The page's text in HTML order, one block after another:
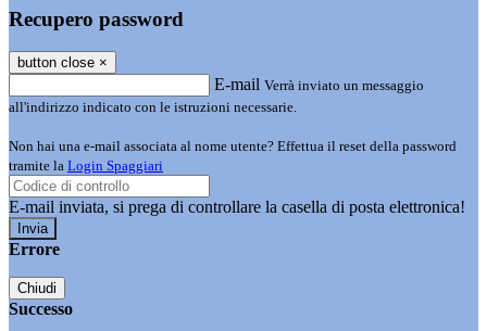
Recupero password
button close ×
E-mail Verrà inviato un messaggio
all'indirizzo indicato con le istruzioni necessarie.
Non hai una e-mail associata al nome utente? Effettua il reset della password
tramite la Login Spaggiari
E-mail inviata, si prega di controllare la casella di posta elettronica!
Errore
Chiudi
Successo